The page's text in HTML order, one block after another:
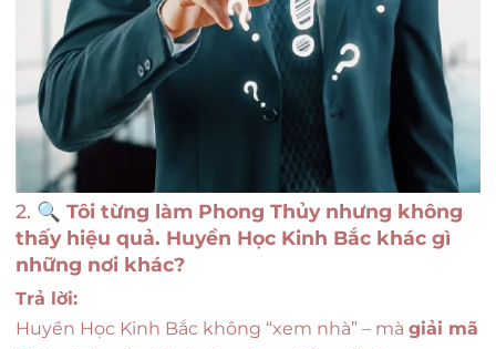
2. 🔍 Tôi từng làm Phong Thủy nhưng không
thấy hiệu quả. Huyền Học Kinh Bắc khác gì
những nơi khác?
Trả lời:
Huyền Học Kinh Bắc không “xem nhà” – mà giải mã